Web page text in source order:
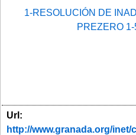
1-RESOLUCIÓN DE
PREZERO
Url:
http://www.granada.org/